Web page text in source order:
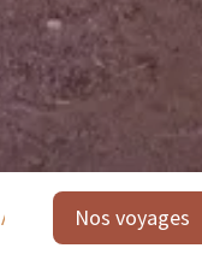
Activités possibles
Nos voyages